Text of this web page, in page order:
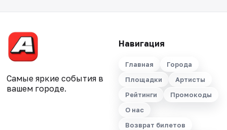
Самые яркие события в
вашем городе.
Навигация
Главная
Города
Площадки
Артисты
Рейтинги
Промокоды
О нас
Возврат билетов